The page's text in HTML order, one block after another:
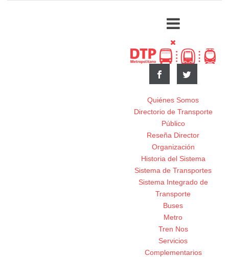
Quiénes Somos
Directorio de Transporte
Público
Reseña Director
Organización
Historia del Sistema
Sistema de Transportes
Sistema Integrado de
Transporte
Buses
Metro
Tren Nos
Servicios
Complementarios